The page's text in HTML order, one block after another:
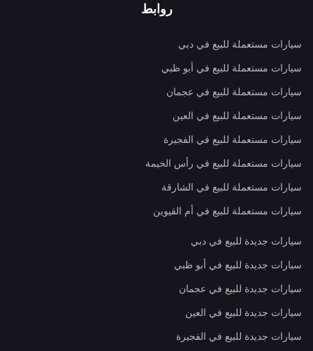
روابط
سيارات مستعملة للبيع في دبي
سيارات مستعملة للبيع في أبو ظبي
سيارات مستعملة للبيع في عجمان
سيارات مستعملة للبيع في العين
سيارات مستعملة للبيع في الفجيرة
سيارات مستعملة للبيع في رأس الخيمة
سيارات مستعملة للبيع في الشارقة
سيارات مستعملة للبيع في أم القيوين
سيارات جديدة للبيع في دبي
سيارات جديدة للبيع في أبو ظبي
سيارات جديدة للبيع في عجمان
سيارات جديدة للبيع في العين
سيارات جديدة للبيع في الفجيرة